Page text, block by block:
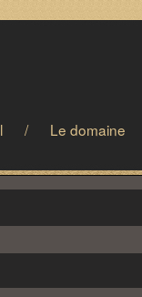
/ Le domaine